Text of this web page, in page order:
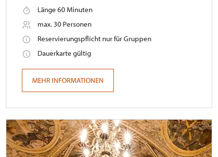
Länge 60 Minuten
max. 30 Personen
Reservierungspflicht nur für Gruppen
Dauerkarte gültig
MEHR INFORMATIONEN